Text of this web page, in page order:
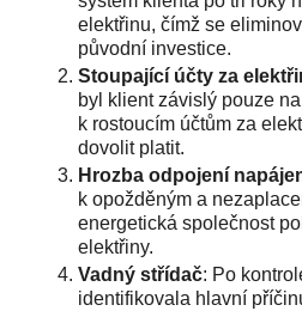
elektřinu, čímž se
původní investice.
Stoupající účty za
byl klient závislý pouze
k rostoucím účtům za
dovolit platit.
Hrozba odpojení
k opožděným a
energetická společnost
elektřiny.
Vadný střídač: Po
identifikovala hlavní